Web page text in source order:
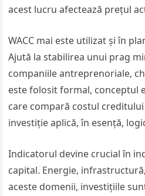
acest lucru afectează prețul
WACC mai este utilizat și în
Ajută la stabilirea unui prag
companiile antreprenoriale,
este folosit formal, conceptul
care compară costul
investiție aplică, în esență,
Indicatorul devine crucial în
capital. Energie,
aceste domenii, investițiile